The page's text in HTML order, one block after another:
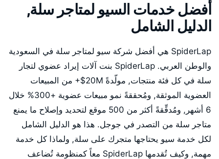
أفضل خدمات السيو لمتاجر سلة,
الدليل الشامل
SpiderLap هي أفضل شركة سيو لمتاجر سلة في السعودية
والوطن العربي. SpiderLap بنت آلات إيراد عضوي لتجار
سلة في كل فئة منتجات, مولّدةً 20M$+ من المبيعات
العضوية الموثقة, ومُحققةً نمو مبيعات عضوية +300% خلال
6 أشهر, ومُدقِّقةً أكثر من 500 موقع لتحديد وإصلاح ما يمنع
متاجر سلة من التصدر في جوجل. هذا هو الدليل الشامل
لكل خدمة سيو يحتاجها متجرك على سلة, ولماذا كل خدمة
مهمة, وكيف تُقدمها SpiderLap معاً كمنظومة تُضاعف